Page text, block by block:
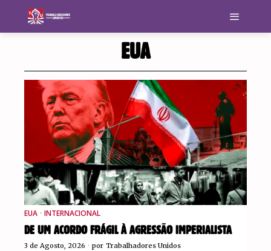
EUA
EUA · INTERNACIONAL
DE UM ACORDO FRÁGIL À AGRESSÃO IMPERIALISTA
3 de Agosto, 2026 por Trabalhadores Unidos